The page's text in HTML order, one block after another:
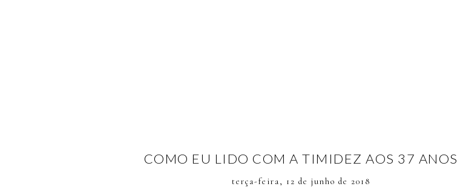
COMO EU LIDO COM A TIMIDEZ AOS 37 ANOS
terça-feira, 12 de junho de 2018